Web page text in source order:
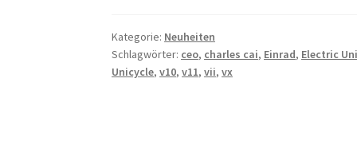
Kategorie: Neuheiten
Schlagwörter: ceo, charles cai, Einrad, Electric
Unicycle,v10,v11,vii,vx